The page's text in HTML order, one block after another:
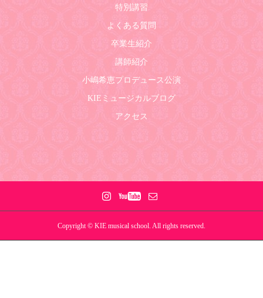
特別講習
よくある質問
卒業生紹介
講師紹介
小嶋希恵プロデュース公演
KIEミュージカルブログ
アクセス
Copyright © KIE musical school. All rights reserved.